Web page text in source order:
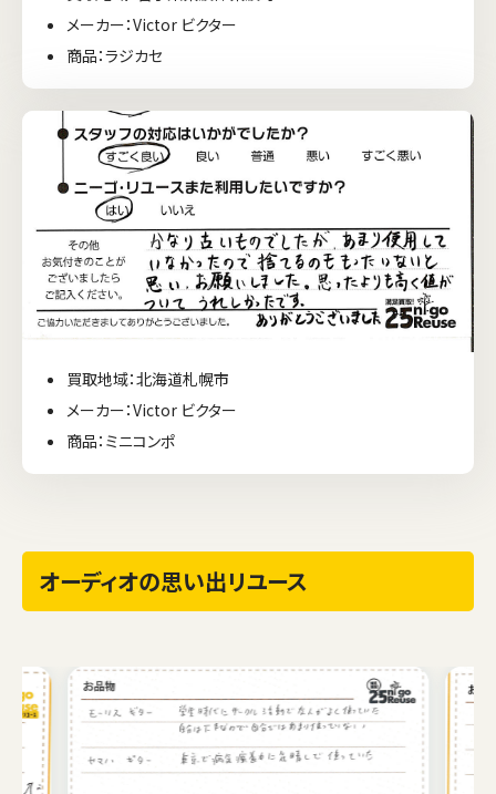
メーカー：Victor ビクター
商品：ラジカセ
買取地域：北海道札幌市
メーカー：Victor ビクター
商品：ミニコンポ
オーディオの思い出リユース